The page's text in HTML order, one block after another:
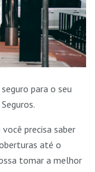
para o seu
precisa saber
até o
tomar a melhor